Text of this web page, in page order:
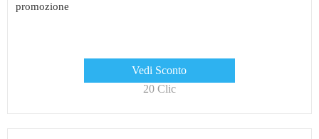
promozione
Vedi Sconto
20 Clic